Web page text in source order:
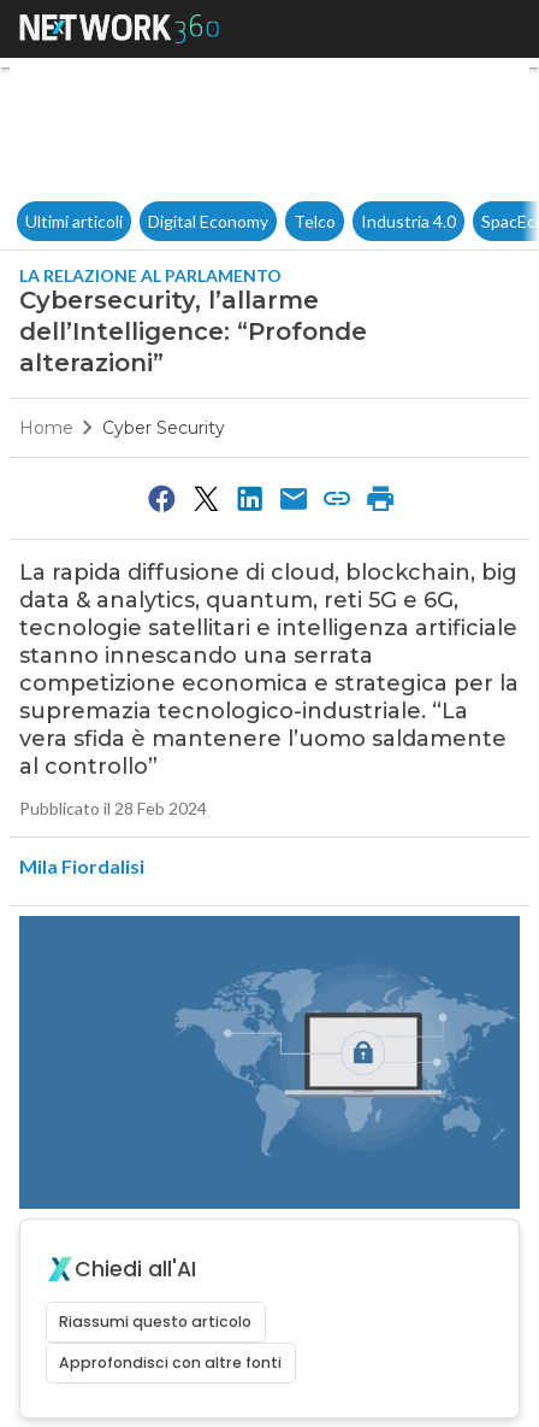
Cybersecurity, l’allarme
Ultimi articoli Digital Economy Telco Industria 4.0
LA RELAZIONE AL PARLAMENTO
Cybersecurity, l’allarme
dell’Intelligence: “Profonde
alterazioni”
Home Cyber Security
La rapida diffusione di cloud, blockchain, big
data & analytics, quantum, reti 5G e 6G,
tecnologie satellitari e intelligenza artificiale
stanno innescando una serrata
competizione economica e strategica per la
supremazia tecnologico-industriale. “La
vera sfida è mantenere l’uomo saldamente
al controllo”
Pubblicato il 28 Feb 2024
Mila Fiordalisi
Chiedi all'AI
Riassumi questo articolo
Approfondisci con altre fonti